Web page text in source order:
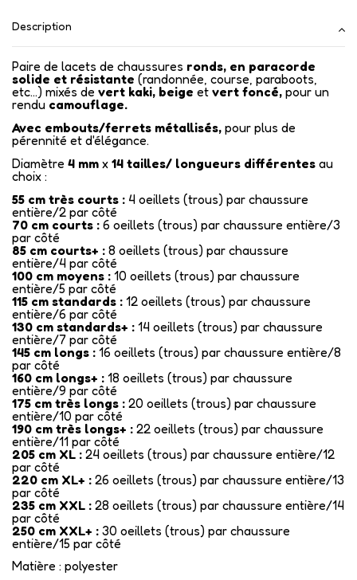
Description
Paire de lacets de chaussures ronds, en paracorde
solide et résistante (randonnée, course, paraboots,
etc...) mixés de vert kaki, beige et vert foncé, pour un
rendu camouflage.
Avec embouts/ferrets métallisés, pour plus de
pérennité et d'élégance.
Diamètre 4 mm x 14 tailles/ longueurs différentes au
choix :
55 cm très courts : 4 oeillets (trous) par chaussure
entière/2 par côté
70 cm courts : 6 oeillets (trous) par chaussure entière/3
par côté
85 cm courts+ : 8 oeillets (trous) par chaussure
entière/4 par côté
100 cm moyens : 10 oeillets (trous) par chaussure
entière/5 par côté
115 cm standards : 12 oeillets (trous) par chaussure
entière/6 par côté
130 cm standards+ : 14 oeillets (trous) par chaussure
entière/7 par côté
145 cm longs : 16 oeillets (trous) par chaussure entière/8
par côté
160 cm longs+ : 18 oeillets (trous) par chaussure
entière/9 par côté
175 cm très longs : 20 oeillets (trous) par chaussure
entière/10 par côté
190 cm très longs+ : 22 oeillets (trous) par chaussure
entière/11 par côté
205 cm XL : 24 oeillets (trous) par chaussure entière/12
par côté
220 cm XL+ : 26 oeillets (trous) par chaussure entière/13
par côté
235 cm XXL : 28 oeillets (trous) par chaussure entière/14
par côté
250 cm XXL+ : 30 oeillets (trous) par chaussure
entière/15 par côté
Matière : polyester